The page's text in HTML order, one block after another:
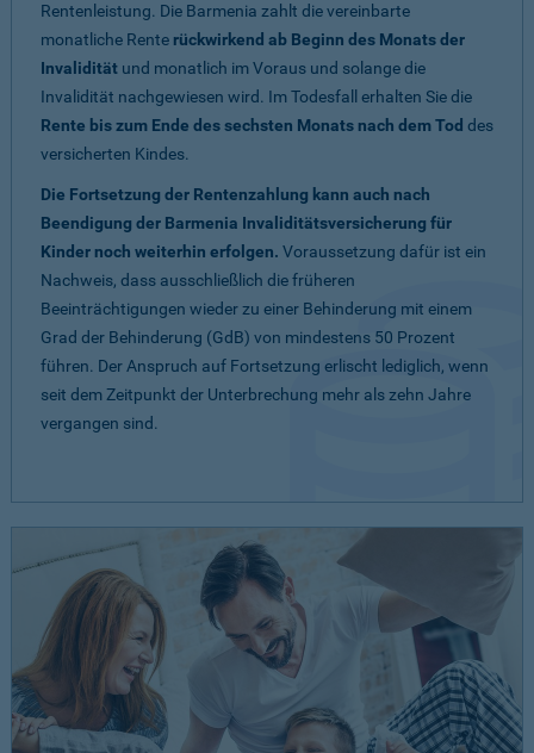
Rentenleistung. Die Barmenia zahlt die vereinbarte
monatliche Rente rückwirkend ab Beginn des Monats der
Invalidität und monatlich im Voraus und solange die
Invalidität nachgewiesen wird. Im Todesfall erhalten Sie die
Rente bis zum Ende des sechsten Monats nach dem Tod des
versicherten Kindes.
Die Fortsetzung der Rentenzahlung kann auch nach
Beendigung der Barmenia Invaliditätsversicherung für
Kinder noch weiterhin erfolgen. Voraussetzung dafür ist ein
Nachweis, dass ausschließlich die früheren
Beeinträchtigungen wieder zu einer Behinderung mit einem
Grad der Behinderung (GdB) von mindestens 50 Prozent
führen. Der Anspruch auf Fortsetzung erlischt lediglich, wenn
seit dem Zeitpunkt der Unterbrechung mehr als zehn Jahre
vergangen sind.